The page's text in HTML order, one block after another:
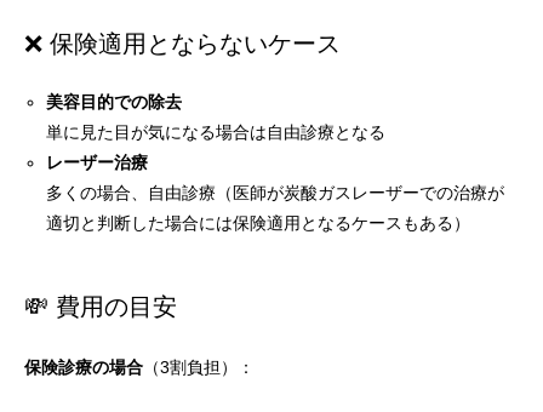
❌ 保険適用とならないケース
美容目的での除去
単に見た目が気になる場合は自由診療となる
レーザー治療
多くの場合、自由診療（医師が炭酸ガスレーザーでの治療が
適切と判断した場合には保険適用となるケースもある）
💸 費用の目安
保険診療の場合 （3割負担）：